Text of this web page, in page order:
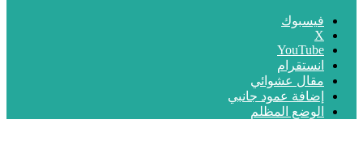
فيسبوك
‫X
‫YouTube
انستقرام
مقال عشوائي
إضافة عمود جانبي
الوضع المظلم